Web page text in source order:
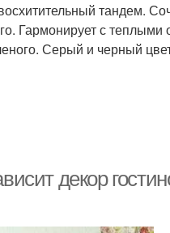
тандем.
Гармонирует с теплыми
Серый и черный
декор